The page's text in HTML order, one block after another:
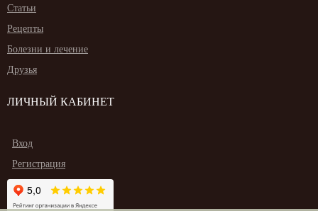
Статьи
Рецепты
Болезни и лечение
Друзья
ЛИЧНЫЙ КАБИНЕТ
Вход
Регистрация